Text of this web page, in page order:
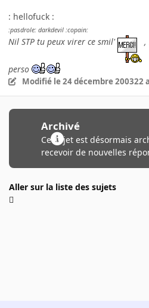
: hellofuck :
:pasdrole: darkdevil :copain:
Nil STP tu peux virer ce smil' ,
perso
Modifié le 24 décembre 200322 a
Archivé
Ce sujet est désormais
recevoir de nouvelles
Aller sur la liste des sujets